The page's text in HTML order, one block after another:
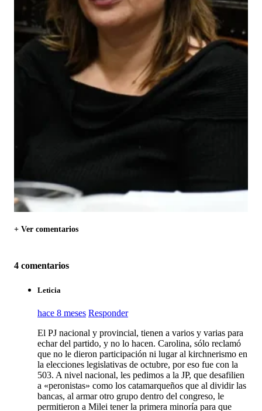
+ Ver comentarios
4 comentarios
Leticia
hace 8 meses Responder
El PJ nacional y provincial, tienen a varios y varias para
echar del partido, y no lo hacen. Carolina, sólo reclamó
que no le dieron participación ni lugar al kirchnerismo en
la elecciones legislativas de octubre, por eso fue con la
503. A nivel nacional, les pedimos a la JP, que desafilien
a «peronistas» como los catamarqueños que al dividir las
bancas, al armar otro grupo dentro del congreso, le
permitieron a Milei tener la primera minoría para que